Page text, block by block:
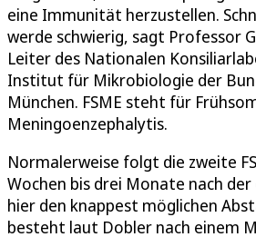
eine Immunität herzustellen.
werde schwierig, sagt Professor
Leiter des Nationalen
Institut für Mikrobiologie der
München. FSME steht für
Meningoenzephalytis.
Normalerweise folgt die zweite
Wochen bis drei Monate nach
hier den knappest möglichen
besteht laut Dobler nach einem